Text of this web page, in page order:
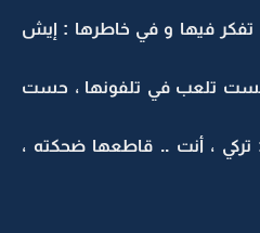
فيها و في خاطرها : إيش
تلعب في تلفونها ، حست
، أنت .. قاطعها ضحكته ،